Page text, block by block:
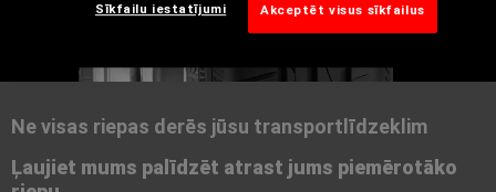
Ne visas riepas derēs jūsu transportlīdzeklim
Ļaujiet mums palīdzēt atrast jums piemērotāko
Sīkfailu iestatījumi Akceptēt visus sīkfailus